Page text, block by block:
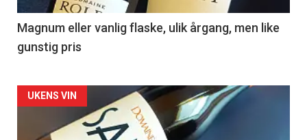
3
Magnum eller vanlig flaske, ulik årgang, men like
gunstig pris
Forsiden
akkurat
UKENS VIN